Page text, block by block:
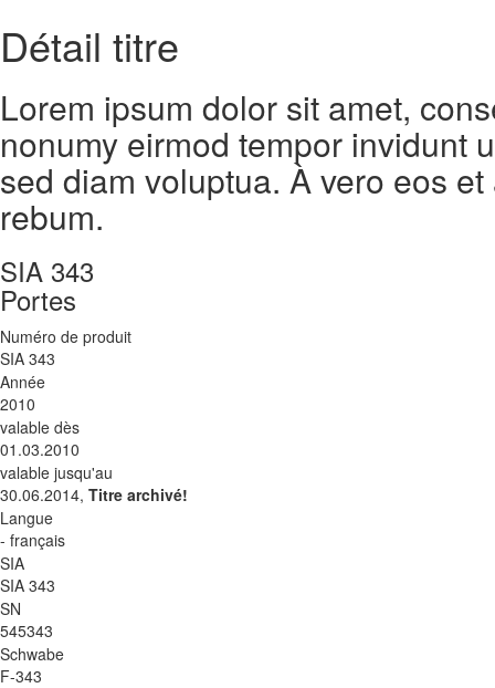
Détail titre
Lorem ipsum dolor sit amet,
nonumy eirmod tempor invidunt
sed diam voluptua. À vero eos
rebum.
SIA 343
Portes
Numéro de produit
SIA 343
Année
2010
valable dès
01.03.2010
valable jusqu'au
30.06.2014, Titre archivé!
Langue
- français
SIA
SIA 343
SN
545343
Schwabe
F-343